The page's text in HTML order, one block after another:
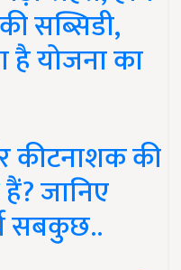
सब्सिडी,
योजना का
कीटनाशक की
जानिए
सबकुछ..